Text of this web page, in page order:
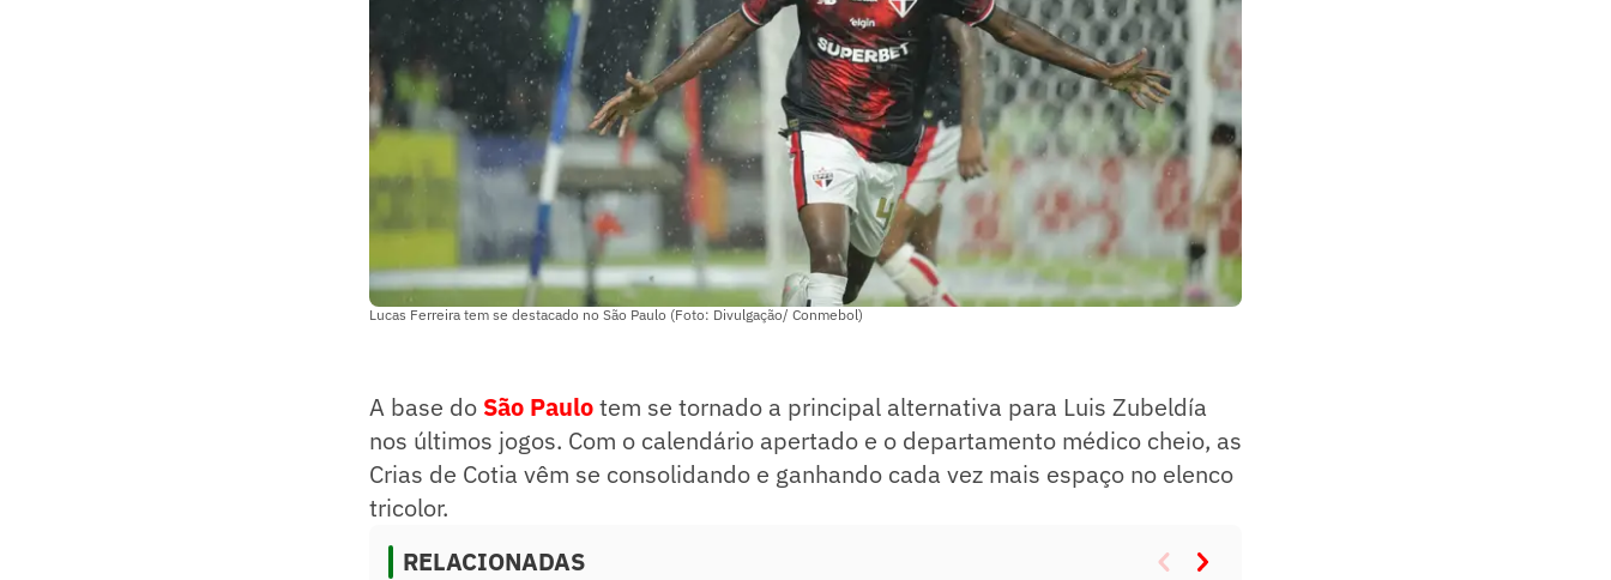
Lucas Ferreira tem se destacado no São Paulo (Foto: Divulgação/ Conmebol)
A base do São Paulotem se tornado a principal alternativa para Luis Zubeldía
nos últimos jogos. Com o calendário apertado e o departamento médico cheio, as
Crias de Cotia vêm se consolidando e ganhando cada vez mais espaço no elenco
tricolor.
RELACIONADAS